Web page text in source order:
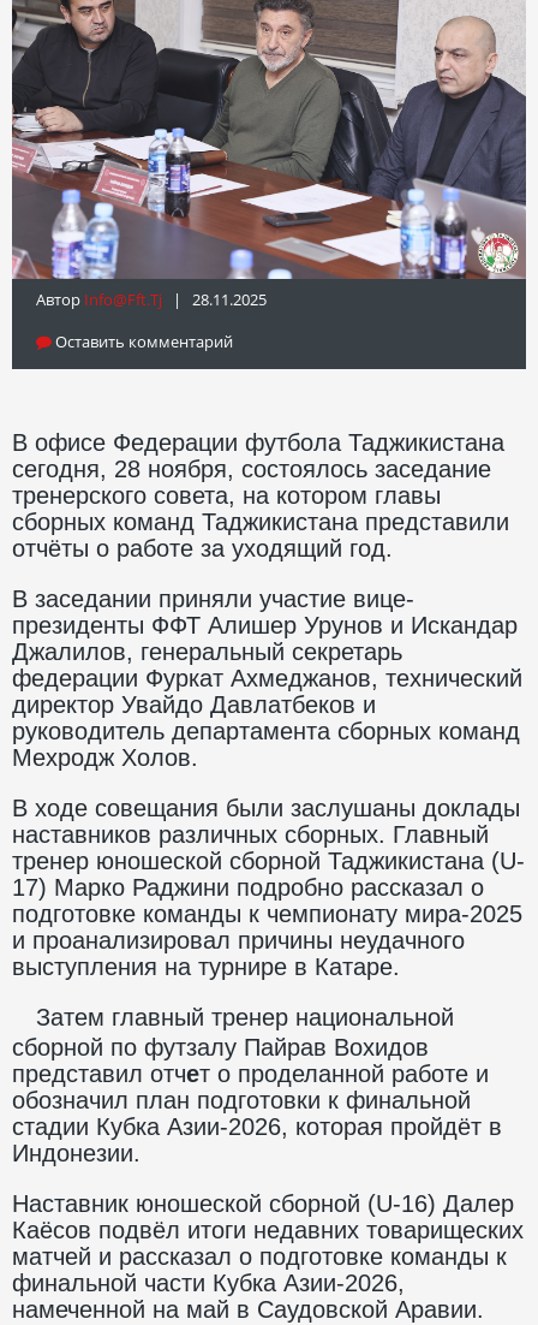
Автор Info@fft.tj | 28.11.2025
Оставить комментарий
В офисе Федерации футбола Таджикистана
сегодня, 28 ноября, состоялось заседание
тренерского совета, на котором главы
сборных команд Таджикистана представили
отчёты о работе за уходящий год.
В заседании приняли участие вице-
президенты ФФТ Алишер Урунов и Искандар
Джалилов, генеральный секретарь
федерации Фуркат Ахмеджанов, технический
директор Увайдо Давлатбеков и
руководитель департамента сборных команд
Мехродж Холов.
В ходе совещания были заслушаны доклады
наставников различных сборных. Главный
тренер юношеской сборной Таджикистана (U-
17) Марко Раджини подробно рассказал о
подготовке команды к чемпионату мира-2025
и проанализировал причины неудачного
выступления на турнире в Катаре.
Затем главный тренер национальной
сборной по футзалу Пайрав Вохидов
представил отчет о проделанной работе и
обозначил план подготовки к финальной
стадии Кубка Азии-2026, которая пройдёт в
Индонезии.
Наставник юношеской сборной (U-16) Далер
Каёсов подвёл итоги недавних товарищеских
матчей и рассказал о подготовке команды к
финальной части Кубка Азии-2026,
намеченной на май в Саудовской Аравии.